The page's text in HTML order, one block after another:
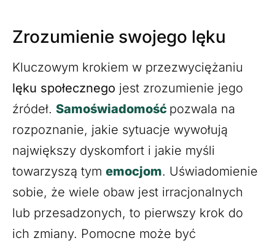
Zrozumienie swojego lęku
Kluczowym krokiem w przezwyciężaniu
lęku społecznego jest zrozumienie jego
źródeł. Samoświadomość pozwala na
rozpoznanie, jakie sytuacje wywołują
największy dyskomfort i jakie myśli
towarzyszą tym emocjom. Uświadomienie
sobie, że wiele obaw jest irracjonalnych
lub przesadzonych, to pierwszy krok do
ich zmiany. Pomocne może być